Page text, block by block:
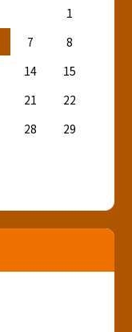
1
7
8
14
15
21
22
28
29